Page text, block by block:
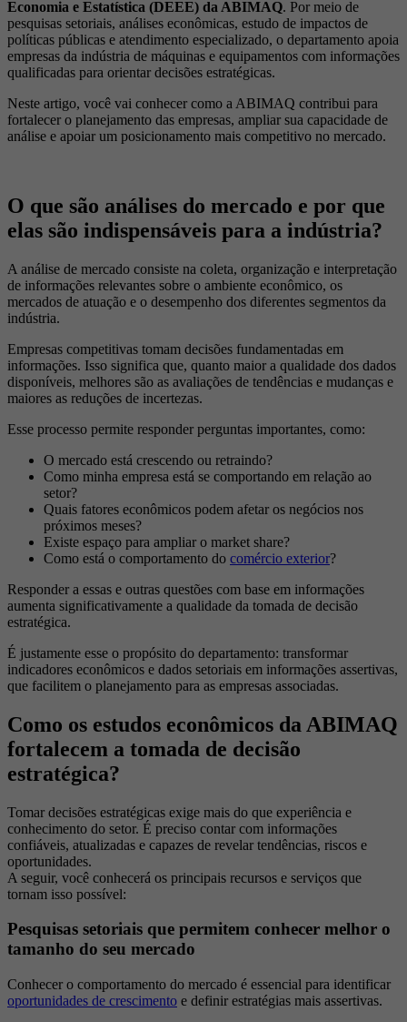
Economia e Estatística (DEEE) da ABIMAQ. Por meio de
pesquisas setoriais, análises econômicas, estudo de impactos de
políticas públicas e atendimento especializado, o departamento apoia
empresas da indústria de máquinas e equipamentos com informações
qualificadas para orientar decisões estratégicas.
Neste artigo, você vai conhecer como a ABIMAQ contribui para
fortalecer o planejamento das empresas, ampliar sua capacidade de
análise e apoiar um posicionamento mais competitivo no mercado.
O que são análises do mercado e por que
elas são indispensáveis para a indústria?
A análise de mercado consiste na coleta, organização e interpretação
de informações relevantes sobre o ambiente econômico, os
mercados de atuação e o desempenho dos diferentes segmentos da
indústria.
Empresas competitivas tomam decisões fundamentadas em
informações. Isso significa que, quanto maior a qualidade dos dados
disponíveis, melhores são as avaliações de tendências e mudanças e
maiores as reduções de incertezas.
Esse processo permite responder perguntas importantes, como:
O mercado está crescendo ou retraindo?
Como minha empresa está se comportando em relação ao
setor?
Quais fatores econômicos podem afetar os negócios nos
próximos meses?
Existe espaço para ampliar o market share?
Como está o comportamento do comércio exterior?
Responder a essas e outras questões com base em informações
aumenta significativamente a qualidade da tomada de decisão
estratégica.
É justamente esse o propósito do departamento: transformar
indicadores econômicos e dados setoriais em informações assertivas,
que facilitem o planejamento para as empresas associadas.
Como os estudos econômicos da ABIMAQ
fortalecem a tomada de decisão
estratégica?
Tomar decisões estratégicas exige mais do que experiência e
conhecimento do setor. É preciso contar com informações
confiáveis, atualizadas e capazes de revelar tendências, riscos e
oportunidades.
A seguir, você conhecerá os principais recursos e serviços que
tornam isso possível:
Pesquisas setoriais que permitem conhecer melhor o
tamanho do seu mercado
Conhecer o comportamento do mercado é essencial para identificar
oportunidades de crescimento e definir estratégias mais assertivas.